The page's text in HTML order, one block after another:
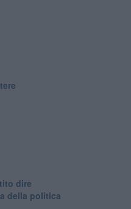
dire
della politica